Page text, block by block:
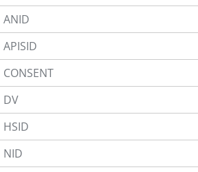
ANID
APISID
CONSENT
DV
HSID
NID